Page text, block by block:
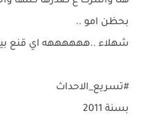
بحظن امو ..
شهلاء ..ههههههه اي قنع
#تسريع_الاحداث
بسنة 2011